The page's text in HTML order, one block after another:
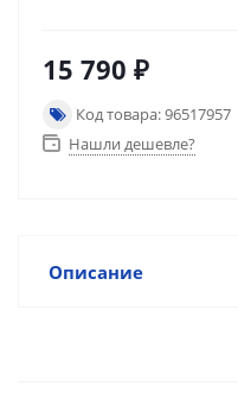
15 790 ₽
Код товара: 96517957
Нашли дешевле?
Описание